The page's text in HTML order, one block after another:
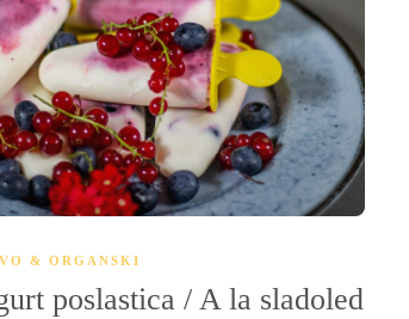
& ORGANSKI
poslastica / A la sladoled